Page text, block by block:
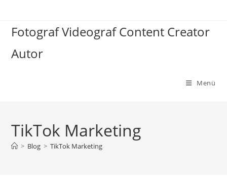
springen
Fotograf Videograf Content Creator
Autor
Menü
TikTok Marketing
> Blog > TikTok Marketing